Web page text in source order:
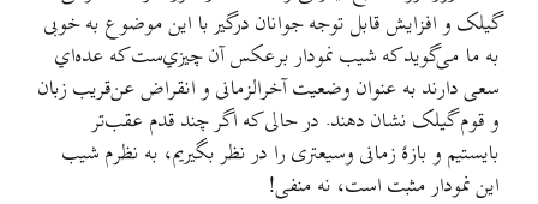
گیلک و افزایش قابل توجه جوانان درگیر با این موضوع به خوبی
به ما می‌گوید که شیب نمودار برعکس آن چیزي‌ست که عده‌اي
سعی دارند به عنوان وضعیت آخرالزمانی و انقراض عن‌قریب زبان
و قوم گیلک نشان دهند. در حالی که اگر چند قدم عقب‌تر
بايستيم و بازهٔ زمانی وسیعتری را در نظر بگیریم، به نظرم شیب
این نمودار مثبت است، نه منفی!